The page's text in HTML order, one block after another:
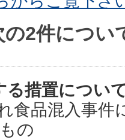
2件につい
措置につい
品混入事件
の